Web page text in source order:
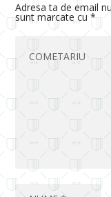
Adresa ta de email
sunt marcate cu*